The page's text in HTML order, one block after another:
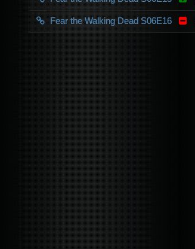
Fear the Walking Dead S06E16